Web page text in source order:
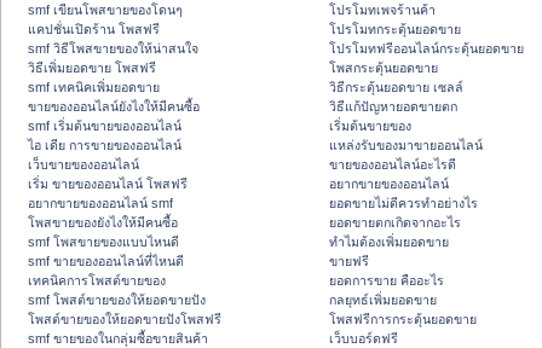
smf เขียนโพสขายของโดนๆ
แคปชั่นเปิดร้าน โพสฟรี
smf วิธีโพสขายของให้น่าสนใจ
วิธีเพิ่มยอดขาย โพสฟรี
smf เทคนิคเพิ่มยอดขาย
ขายของออนไลน์ยังไงให้มีคนซื้อ
smf เริ่มต้นขายของออนไลน์
ไอ เดีย การขายของออนไลน์
เว็บขายของออนไลน์
เริ่ม ขายของออนไลน์ โพสฟรี
อยากขายของออนไลน์ smf
โพสขายของยังไงให้มีคนซื้อ
smf โพสขายของแบบไหนดี
smf ขายของออนไลน์ที่ไหนดี
เทคนิคการโพสต์ขายของ
smf โพสต์ขายของให้ยอดขายปัง
โพสต์ขายของให้ยอดขายปังโพสฟรี
smf ขายของในกลุ่มซื้อขายสินค้า
โปรโมทเพจร้านค้า
โปรโมทกระตุ้นยอดขาย
โปรโมทฟรีออนไลน์กระตุ้นยอดขาย
โพสกระตุ้นยอดขาย
วิธีกระตุ้นยอดขาย เซลล์
วิธีแก้ปัญหายอดขายตก
เริ่มต้นขายของ
แหล่งรับของมาขายออนไลน์
ขายของออนไลน์อะไรดี
อยากขายของออนไลน์
ยอดขายไม่ดีควรทำอย่างไร
ยอดขายตกเกิดจากอะไร
ทำไมต้องเพิ่มยอดขาย
ขายฟรี
ยอดการขาย คืออะไร
กลยุทธ์เพิ่มยอดขาย
โพสฟรีการกระตุ้นยอดขาย
เว็บบอร์ดฟรี